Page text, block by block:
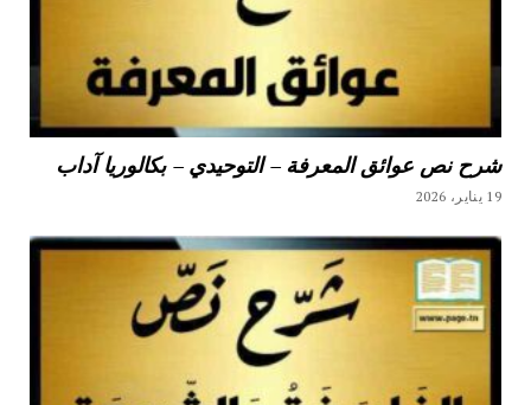
شرح نص عوائق المعرفة – التوحيدي – بكالوريا آداب
19 يناير، 2026